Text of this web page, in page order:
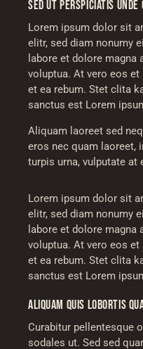
SED UT PERSPICIATIS
Lorem ipsum dolor sit
elitr, sed diam nonumy
labore et dolore magna
voluptua. At vero eos
et ea rebum. Stet clita
sanctus est Lorem
Aliquam laoreet sed
eros nec quam laoreet,
turpis urna, vulputate at
Lorem ipsum dolor sit
elitr, sed diam nonumy
labore et dolore magna
voluptua. At vero eos
et ea rebum. Stet clita
sanctus est Lorem
ALIQUAM QUIS LOBORTIS
Curabitur pellentesque
sodales ut. Sed sed